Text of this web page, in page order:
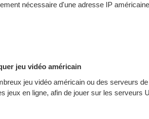
nécessaire d'une adresse IP
jeu vidéo américain
jeu vidéo américain ou des serveurs
jeux en ligne, afin de jouer sur les serveurs